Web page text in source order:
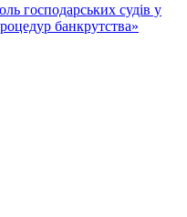
господарських судів у
банкрутства»